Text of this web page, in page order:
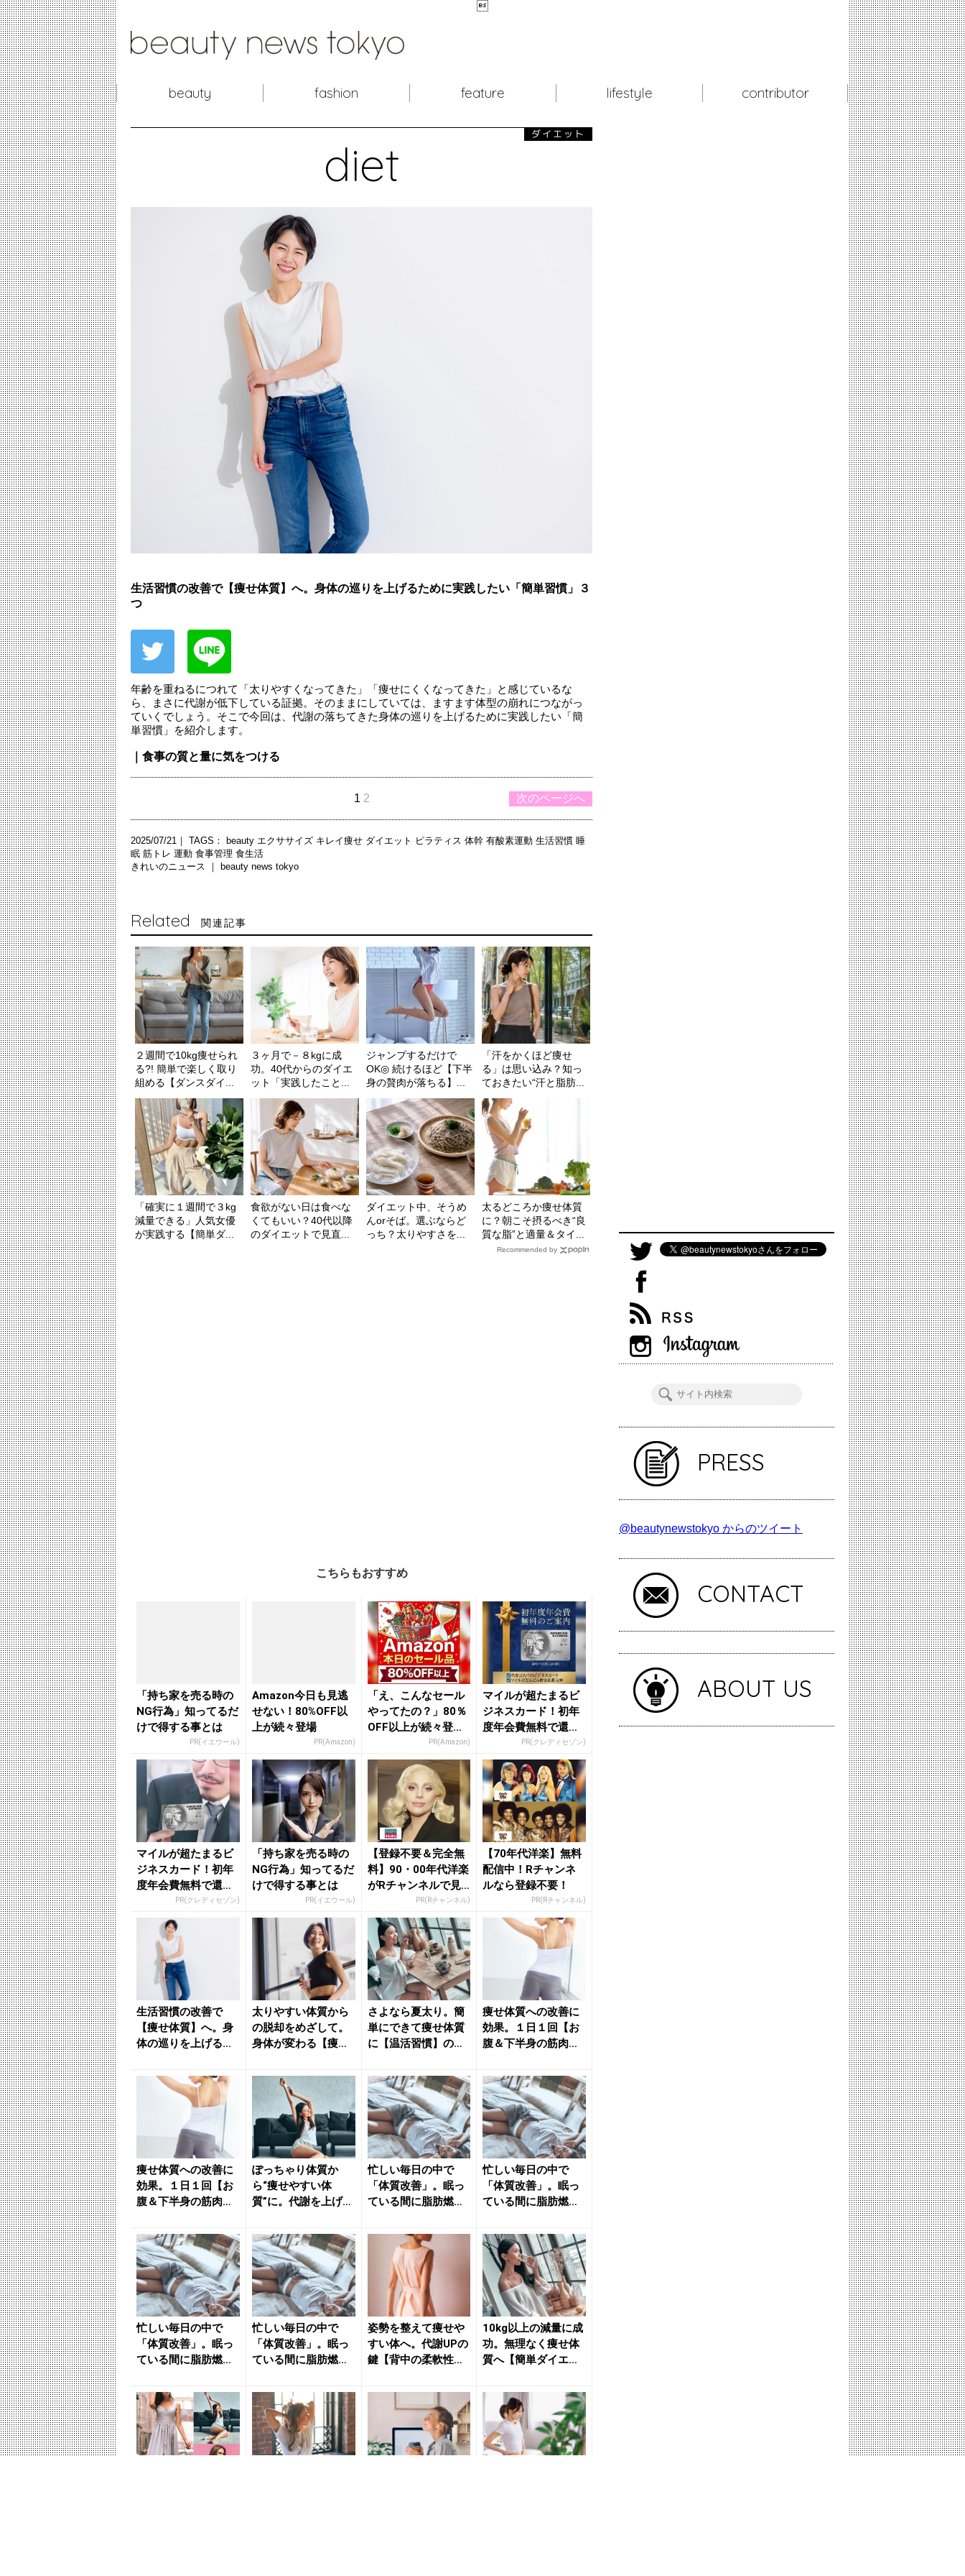

beauty fashion feature lifestyle contributor
diet
ダイエット
生活習慣の改善で【痩せ体質】へ。身体の巡りを上げるために実践したい「簡単習慣」３
つ
年齢を重ねるにつれて「太りやすくなってきた」「痩せにくくなってきた」と感じているな
ら、まさに代謝が低下している証拠。そのままにしていては、ますます体型の崩れにつながっ
ていくでしょう。そこで今回は、代謝の落ちてきた身体の巡りを上げるために実践したい「簡
単習慣」を紹介します。
｜食事の質と量に気をつける
次のページへ
1 2
2025/07/21｜ TAGS： beauty エクササイズ キレイ痩せ ダイエット ピラティス 体幹 有酸素運動 生活習慣 睡
眠 筋トレ 運動 食事管理 食生活
きれいのニュース ｜
beauty news tokyo
Related 関連記事
２週間で10kg痩せられ
る?! 簡単で楽しく取り
組める【ダンスダイ...
３ヶ月で－８kgに成
功。40代からのダイエ
ット「実践したこと...
ジャンプするだけで
OK◎ 続けるほど【下半
身の贅肉が落ちる】...
「汗をかくほど痩せ
る」は思い込み？知っ
ておきたい“汗と脂肪...
「確実に１週間で３kg
減量できる」人気女優
が実践する【簡単ダ...
食欲がない日は食べな
くてもいい？40代以降
のダイエットで見直...
ダイエット中、そうめ
んorそば。選ぶならど
っち？太りやすさを...
太るどころか痩せ体質
に？朝こそ摂るべき“良
質な脂”と適量＆タイ...
Recommended by
こちらもおすすめ
「持ち家を売る時の
NG行為」知ってるだ
けで得する事とは
PR(イエウール)
Amazon今日も見逃
せない！80%OFF以
上が続々登場
PR(Amazon)
「え、こんなセール
やってたの？」80％
OFF以上が続々登
場！Amazonの本気
が...
PR(Amazon)
マイルが超たまるビ
ジネスカード！初年
度年会費無料で還元
率最大1.125%PR(クレディセゾン)
マイルが超たまるビ
ジネスカード！初年
度年会費無料で還元
率最大1.125%PR(クレディセゾン)
「持ち家を売る時の
NG行為」知ってるだ
けで得する事とは
PR(イエウール)
【登録不要＆完全無
料】90・00年代洋楽
がRチャンネルで見
PR(Rチャンネル)
【70年代洋楽】無料
配信中！Rチャンネ
ルなら登録不要！
PR(Rチャンネル)
生活習慣の改善で
【痩せ体質】へ。身
体の巡りを上げるた
単習慣」３...
太りやすい体質から
の脱却をめざして。
身体が変わる【痩せ
慣 - ...
さよなら夏太り。簡
単にできて痩せ体質
に【温活習慣】のポ
ュー...
痩せ体質への改善に
効果。１日１回【お
腹＆下半身の筋肉を
単習慣 ...
痩せ体質への改善に
効果。１日１回【お
腹＆下半身の筋肉を
単習慣 ...
ぽっちゃり体質か
ら“痩せやすい体
質”に。代謝を上げて
導く簡単習...
忙しい毎日の中で
「体質改善」。眠っ
ている間に脂肪燃焼
単ダイエッ...
忙しい毎日の中で
「体質改善」。眠っ
ている間に脂肪燃焼
単ダイエッ...
忙しい毎日の中で
「体質改善」。眠っ
ている間に脂肪燃焼
単ダイエッ...
忙しい毎日の中で
「体質改善」。眠っ
ている間に脂肪燃焼
単ダイエッ...
姿勢を整えて痩せや
すい体へ。代謝UPの
鍵【背中の柔軟性を
レッチ...
10kg以上の減量に成
功。無理なく痩せ体
質へ【簡単ダイエッ
れ...
PRESS
@beautynewstokyo からのツイート
CONTACT
ABOUT US